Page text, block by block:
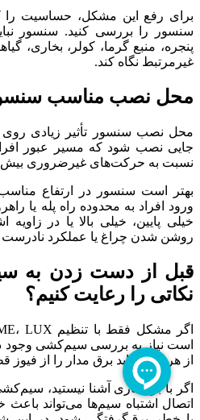
برای رفع این مشکل، حساسیت را
سنسور را بررسی کنید. سنسور
پنجره، منبع گرما، کولر، بخاری،
غیرمرتبط نگاه کند.
محل نصب مناسب
محل نصب سنسور تأثیر زیادی روی
جایی نصب شود که مسیر عبور
نسبت به حرکت‌های غیرضروری بیش
بهتر است سنسور در ارتفاع
ورود افراد به محدوده راه پله یا
خیلی پایین، خیلی بالا یا در زاویه
روشن شدن چراغ یا عملکرد
قبل از دست زدن به
نکاتی را رعایت کنیم؟
است نیاز به بررسی سیم‌کشی وجود
از هر کاری باید برق مدار را از فیوز
اگر با برق‌کاری آشنا نیستید،
اتصال اشتباه سیم‌ها می‌تواند